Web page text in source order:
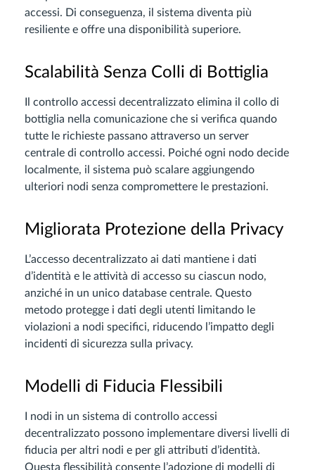
accessi. Di conseguenza, il sistema diventa più
resiliente e offre una disponibilità superiore.
Scalabilità Senza Colli di Bottiglia
Il controllo accessi decentralizzato elimina il collo di
bottiglia nella comunicazione che si verifica quando
tutte le richieste passano attraverso un server
centrale di controllo accessi. Poiché ogni nodo decide
localmente, il sistema può scalare aggiungendo
ulteriori nodi senza compromettere le prestazioni.
Migliorata Protezione della Privacy
L’accesso decentralizzato ai dati mantiene i dati
d’identità e le attività di accesso su ciascun nodo,
anziché in un unico database centrale. Questo
metodo protegge i dati degli utenti limitando le
violazioni a nodi specifici, riducendo l’impatto degli
incidenti di sicurezza sulla privacy.
Modelli di Fiducia Flessibili
I nodi in un sistema di controllo accessi
decentralizzato possono implementare diversi livelli di
fiducia per altri nodi e per gli attributi d’identità.
Questa flessibilità consente l’adozione di modelli di